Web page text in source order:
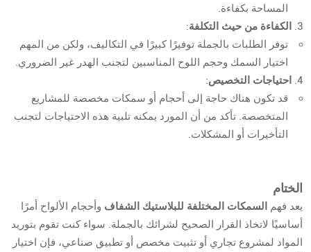
المساحة بكفاءة.
الكفاءة من حيث التكلفة:
توفر الطلبات بالجملة توفيرًا كبيرًا في التكاليف، ولكن من المهم
اختيار السمك وحجم اللوح المناسبين لتجنب الهدر غير الضروري.
احتياجات التخصيص:
قد تكون هناك حاجة إلى أحجام أو سمكات مخصصة للمشاريع
المتخصصة. تأكد من أن المورد يمكنه تلبية هذه الاحتياجات لتجنب
التأخيرات أو المشكلات.
الختام
يعد فهم السمكات المختلفة للبلاستيك الشفاف وأحجام الألواح أمرًا
أساسيًا لاتخاذ القرار الصحيح لشرائك بالجملة. سواء كنت تقوم بتوريد
المواد لمشروع تجاري أو تثبيت مخصص أو تطبيق صناعي، فإن اختيار